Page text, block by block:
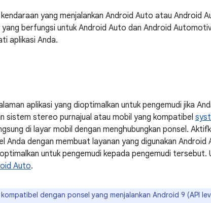
yang menjalankan Android Auto atau Android
berfungsi untuk Android Auto dan Android
aplikasi Anda.
aplikasi yang dioptimalkan untuk pengemudi jika
sistem stereo purnajual atau mobil yang kompatibel
di layar mobil dengan menghubungkan ponsel.
Anda dengan membuat layanan yang digunakan Android
untuk pengemudi kepada pengemudi tersebut.
Auto.
dengan ponsel yang menjalankan Android 9 (API